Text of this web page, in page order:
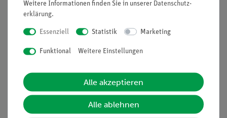
Informationen
Unternehmen
Stellenangebote
Kontakt
Übersicht Service
Inventarisierungs- &
Einräumservice
Inbetriebnahme & Schulungen
Weitere Informationen finden Sie in unserer Daten­schutz­
erklärung.
Essenziell Statistik Marketing
Funktional Weitere Einstellungen
Alle akzeptieren
Alle ablehnen